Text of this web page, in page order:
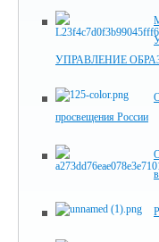
УПРАВЛЕНИЕ
просвещения России